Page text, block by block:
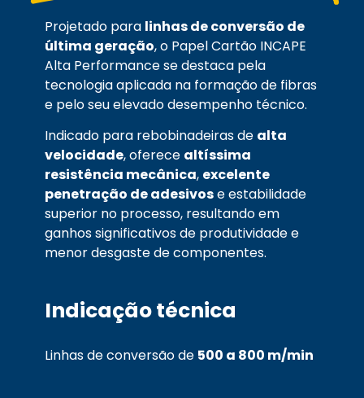
Projetado para linhas de conversão de
última geração, o Papel Cartão INCAPE
Alta Performance se destaca pela
tecnologia aplicada na formação de fibras
e pelo seu elevado desempenho técnico.
Indicado para rebobinadeiras de alta
velocidade, oferece altíssima
resistência mecânica, excelente
penetração de adesivose estabilidade
superior no processo, resultando em
ganhos significativos de produtividade e
menor desgaste de componentes.
Indicação técnica
Linhas de conversão de 500 a 800 m/min